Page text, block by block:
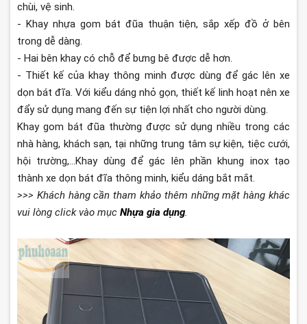
chùi, vệ sinh.
- Khay nhựa gom bát đũa thuận tiện, sắp xếp đồ ở bên
trong dễ dàng.
- Hai bên khay có chỗ để bưng bê được dễ hơn.
- Thiết kế của khay thông minh được dùng để gác lên xe
dọn bát đĩa. Với kiểu dáng nhỏ gọn, thiết kế linh hoạt nên xe
đẩy sử dụng mang đến sự tiện lợi nhất cho người dùng.
Khay gom bát đũa thường được sử dụng nhiều trong các
nhà hàng, khách sạn, tại những trung tâm sự kiện, tiệc cưới,
hội trường,…Khay dùng để gác lên phần khung inox tạo
thành xe dọn bát đĩa thông minh, kiểu dáng bắt mắt.
>>> Khách hàng cần tham khảo thêm những mặt hàng khác
vui lòng click vào mục Nhựa gia dụng.